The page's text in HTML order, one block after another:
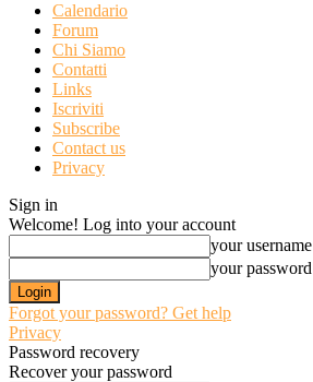
Calendario
Forum
Chi Siamo
Contatti
Links
Iscriviti
Subscribe
Contact us
Privacy
Sign in
Welcome! Log into your account
your username
your password
Forgot your password? Get help
Privacy
Password recovery
Recover your password